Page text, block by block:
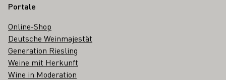
Portale
Online-Shop
Deutsche Weinmajestät
Generation Riesling
Weine mit Herkunft
Wine in Moderation